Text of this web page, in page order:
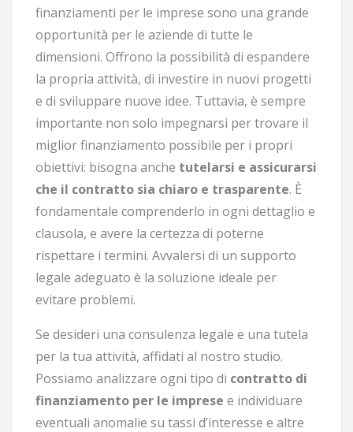
finanziamenti per le imprese sono una grande
opportunità per le aziende di tutte le
dimensioni. Offrono la possibilità di espandere
la propria attività, di investire in nuovi progetti
e di sviluppare nuove idee. Tuttavia, è sempre
importante non solo impegnarsi per trovare il
miglior finanziamento possibile per i propri
obiettivi: bisogna anche tutelarsi e assicurarsi
che il contratto sia chiaro e trasparente. È
fondamentale comprenderlo in ogni dettaglio e
clausola, e avere la certezza di poterne
rispettare i termini. Avvalersi di un supporto
legale adeguato è la soluzione ideale per
evitare problemi.
Se desideri una consulenza legale e una tutela
per la tua attività, affidati al nostro studio.
Possiamo analizzare ogni tipo di contratto di
finanziamento per le imprese e individuare
eventuali anomalie su tassi d’interesse e altre